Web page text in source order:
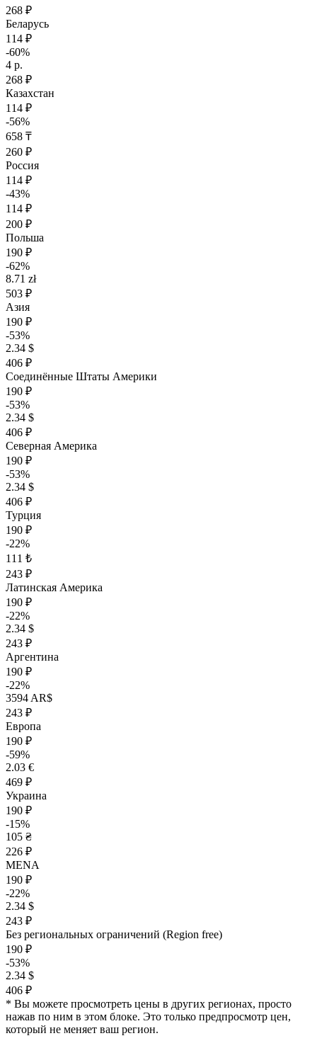
268 ₽
Беларусь
114 ₽
-60%
4 р.
268 ₽
Казахстан
114 ₽
-56%
658 ₸
260 ₽
Россия
114 ₽
-43%
114 ₽
200 ₽
Польша
190 ₽
-62%
8.71 zł
503 ₽
Азия
190 ₽
-53%
2.34 $
406 ₽
Соединённые Штаты Америки
190 ₽
-53%
2.34 $
406 ₽
Северная Америка
190 ₽
-53%
2.34 $
406 ₽
Турция
190 ₽
-22%
111 ₺
243 ₽
Латинская Америка
190 ₽
-22%
2.34 $
243 ₽
Аргентина
190 ₽
-22%
3594 AR$
243 ₽
Европа
190 ₽
-59%
2.03 €
469 ₽
Украина
190 ₽
-15%
105 ₴
226 ₽
MENA
190 ₽
-22%
2.34 $
243 ₽
Без региональных ограничений (Region free)
190 ₽
-53%
2.34 $
406 ₽
* Вы можете просмотреть цены в других регионах, просто
нажав по ним в этом блоке. Это только предпросмотр цен,
который не меняет ваш регион.